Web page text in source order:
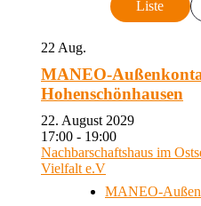
Liste
22 Aug.
MANEO-
Hohenschönhausen
22. August 2029
17:00 - 19:00
Nachbarschaftshaus im
Vielfalt e.V
MANEO-